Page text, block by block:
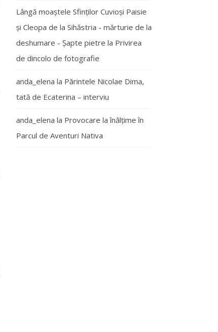
Lângă moaștele Sfinților Cuvioși Paisie
și Cleopa de la Sihăstria - mărturie de la
deshumare - Şapte pietre la Privirea
de dincolo de fotografie
anda_elena la Părintele Nicolae Dima,
tată de Ecaterina – interviu
anda_elena la Provocare la înălțime în
Parcul de Aventuri Nativa